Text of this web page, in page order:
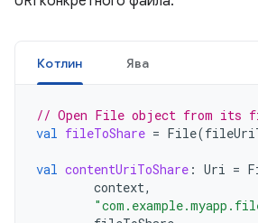
Котлин Ява
// Open File object from its
val fileToShare = File(
val contentUriToShare : Uri =
context,